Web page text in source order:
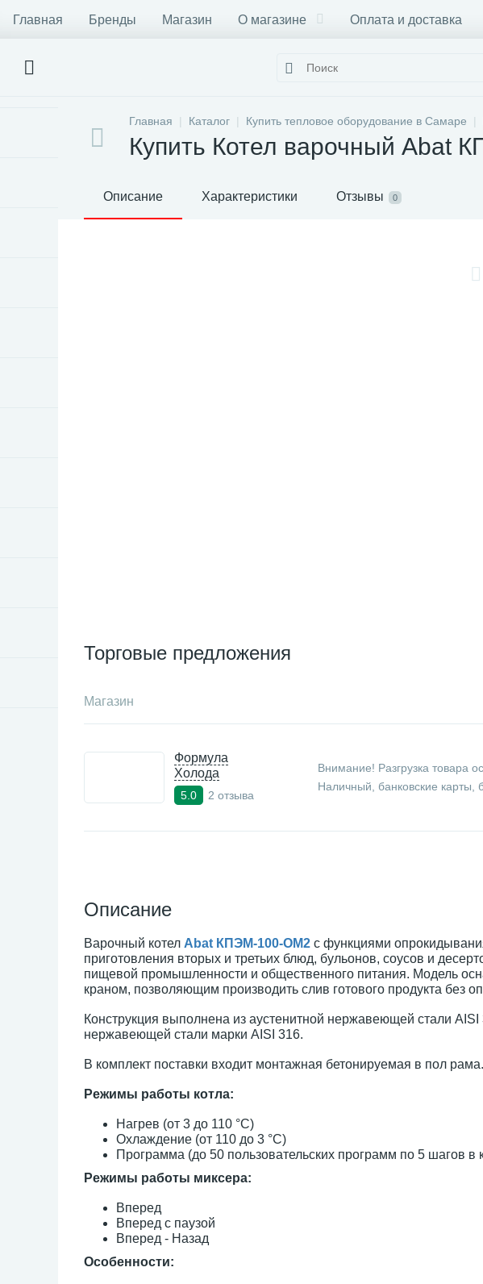
Главная Бренды Магазин О магазине Оплата и доставка
Главная Каталог Купить тепловое оборудование в Самаре
Купить Котел варочный
Описание Характеристики Отзывы 0
Торговые предложения
Магазин
Формула
Холода
5.0 2 отзыва
Внимание! Разгрузка товара
Наличный, банковские карты,
Описание
Варочный котел Abat КПЭМ-100-ОМ2 с функциями
приготовления вторых и третьих блюд, бульонов, соусов и
пищевой промышленности и общественного питания. Модель
краном, позволяющим производить слив готового продукта без
Конструкция выполнена из аустенитной нержавеющей стали AISI
нержавеющей стали марки AISI 316.
В комплект поставки входит монтажная бетонируемая в пол рама.
Режимы работы котла:
Нагрев (от 3 до 110 °C)
Охлаждение (от 110 до 3 °C)
Программа (до 50 пользовательских программ по 5 шагов в
Режимы работы миксера:
Вперед
Вперед с паузой
Вперед - Назад
Особенности: